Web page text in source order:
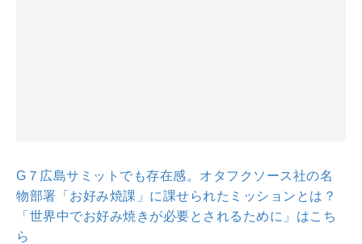
G７広島サミットでも存在感。オタフクソース社の名
物部署「お好み焼課」に課せられたミッションとは？
「世界中でお好み焼きが必要とされるために」はこち
ら